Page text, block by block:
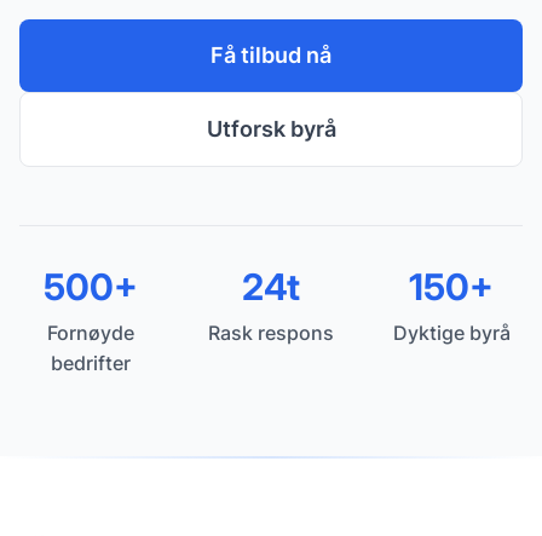
Få tilbud nå
Utforsk byrå
500+
Fornøyde
bedrifter
24t
Rask respons
150+
Dyktige byrå